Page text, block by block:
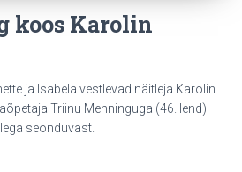
koos Karolin
ja Isabela vestlevad näitleja Karolin
Triinu Menninguga (46. lend)
seonduvast.